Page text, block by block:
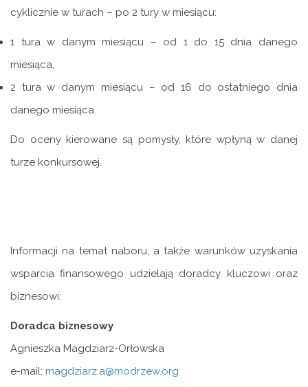
cyklicznie w turach – po 2 tury w miesiącu:
1 tura w danym miesiącu – od 1 do 15 dnia danego
miesiąca,
2 tura w danym miesiącu – od 16 do ostatniego dnia
danego miesiąca.
Do oceny kierowane są pomysły, które wpłyną w danej
turze konkursowej.
Informacji na temat naboru, a także warunków uzyskania
wsparcia finansowego udzielają doradcy kluczowi oraz
biznesowi:
Doradca biznesowy
Agnieszka Magdziarz-Orłowska
e-mail: magdziarz.a@modrzew.org